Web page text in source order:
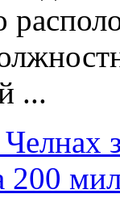
...
200